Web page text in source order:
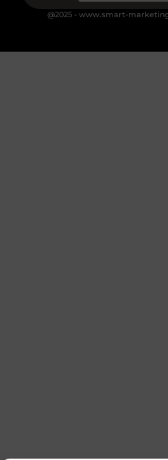
@2025 - www.smart-